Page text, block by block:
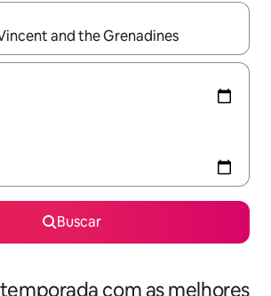
estiverem disponíveis, explore-os
Buscar
com as melhores